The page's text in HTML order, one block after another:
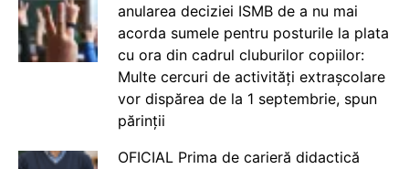
anularea deciziei ISMB de a nu mai
acorda sumele pentru posturile la plata
cu ora din cadrul cluburilor copiilor:
Multe cercuri de activități extrașcolare
vor dispărea de la 1 septembrie, spun
părinții
OFICIAL Prima de carieră didactică